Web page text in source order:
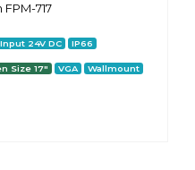
717
Input 24V DC IP66
Size 17" VGA Wallmount